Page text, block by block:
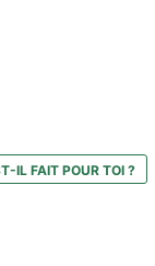
IL FAIT POUR TOI ?